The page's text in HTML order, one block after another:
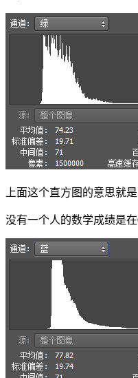
上面这个直方图的意思就是
没有一个人的数学成绩是